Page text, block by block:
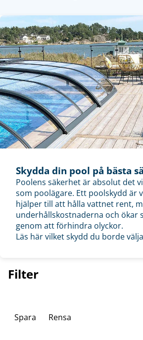
Skydda din pool på bästa
Poolens säkerhet är absolut det
som poolägare. Ett poolskydd är
hjälper till att hålla vattnet rent,
underhållskostnaderna och ökar
genom att förhindra olyckor.
Läs här vilket skydd du borde
Filter
Spara Rensa